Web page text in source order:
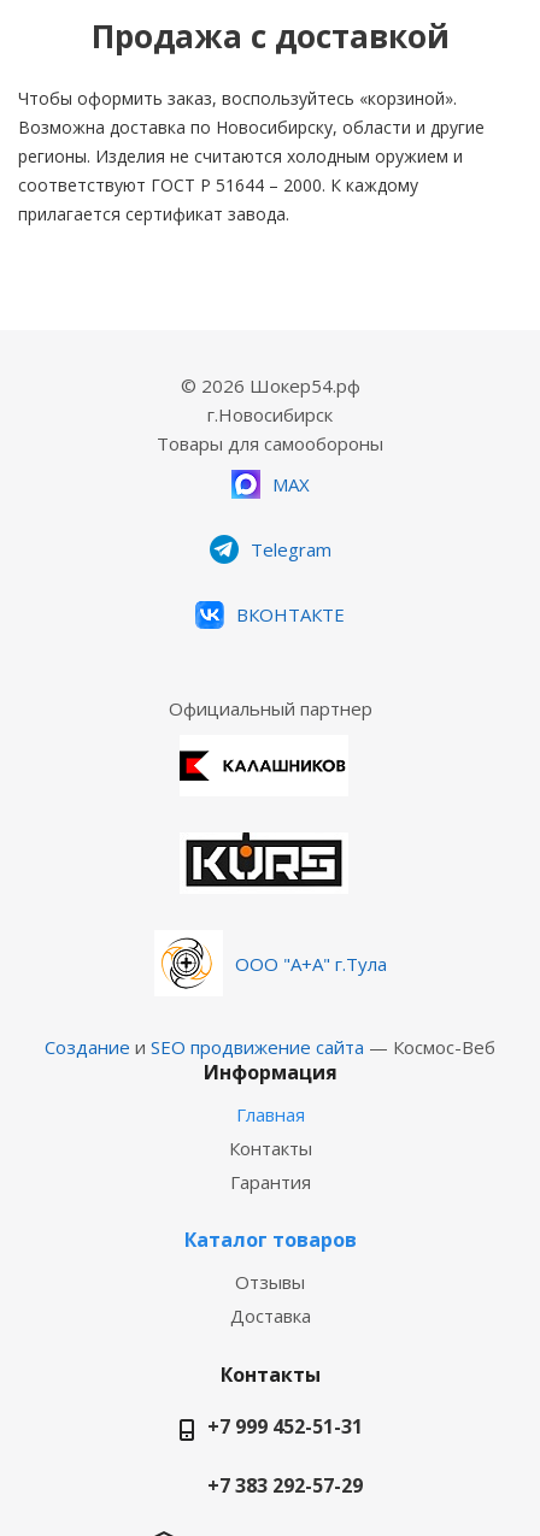
Продажа с доставкой
Чтобы оформить заказ, воспользуйтесь «корзиной».
Возможна доставка по Новосибирску, области и другие
регионы. Изделия не считаются холодным оружием и
соответствуют ГОСТ Р 51644 – 2000. К каждому
прилагается сертификат завода.
© 2026 Шокер54.рф
г.Новосибирск
Товары для самообороны
MAX
Telegram
ВКОНТАКТЕ
Официальный партнер
ООО "А+А" г.Тула
Создание и SEO продвижение сайта — Космос-Веб
Информация
Главная
Контакты
Гарантия
Каталог товаров
Отзывы
Доставка
Контакты
+7 999 452-51-31
+7 383 292-57-29